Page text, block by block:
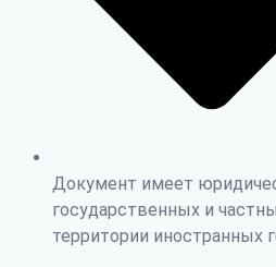
Документ имеет
государственных и
территории иностранных